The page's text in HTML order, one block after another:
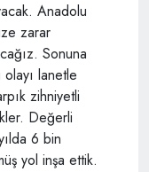
Anadolu
zarar
Sonuna
lanetle
zihniyetli
Değerli
6 bin
yol inşa ettik.